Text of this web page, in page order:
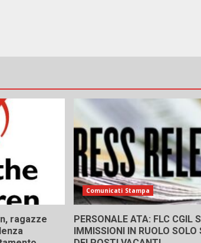
ragazze
Comunicati Stampa
PERSONALE ATA: FLC CGIL
IMMISSIONI IN RUOLO SOLO